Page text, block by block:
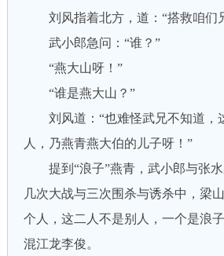
刘风指着北方，道：“搭救咱们
武小郎急问：“谁？”
“燕大山呀！”
“谁是燕大山？”
刘风道：“也难怪武兄不知道，
人，乃燕青燕大伯的儿子呀！”
提到“浪子”燕青，武小郎与张水
几次大战与三次围杀与诱杀中，梁
个人，这二人不是别人，一个是浪
混江龙李俊。